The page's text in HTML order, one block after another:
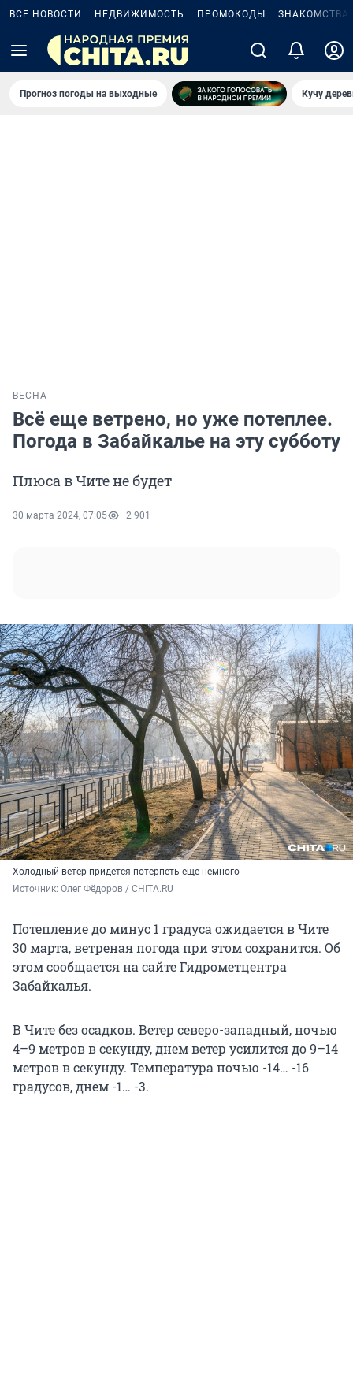
ВСЕ НОВОСТИ НЕДВИЖИМОСТЬ ПРОМОКОДЫ ЗНАКОМСТВА
Прогноз погоды на выходные Кучу
ВЕСНА
Всё еще ветрено, но уже потеплее.
Погода в Забайкалье на эту субботу
Плюса в Чите не будет
30 марта 2024, 07:05 2 901
Холодный ветер придется потерпеть еще немного
Источник: Олег Фёдоров / CHITA.RU
Потепление до минус 1 градуса ожидается в Чите
30 марта, ветреная погода при этом сохранится. Об
этом сообщается на сайте Гидрометцентра
Забайкалья.
В Чите без осадков. Ветер северо-западный, ночью
4–9 метров в секунду, днем ветер усилится до 9–14
метров в секунду. Температура ночью -14… -16
градусов, днем -1… -3.